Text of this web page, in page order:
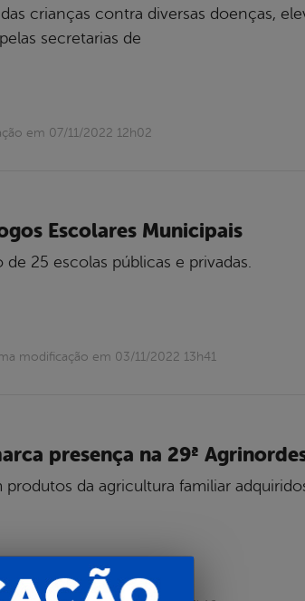
crianças contra diversas doenças,
secretarias de
em 07/11/2022 12h02
Escolares Municipais
25 escolas públicas e privadas.
modificação em 03/11/2022 13h41
presença na 29ª
da agricultura familiar